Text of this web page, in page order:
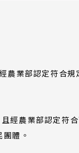
農業部認定符合規
經農業部認定符
體。